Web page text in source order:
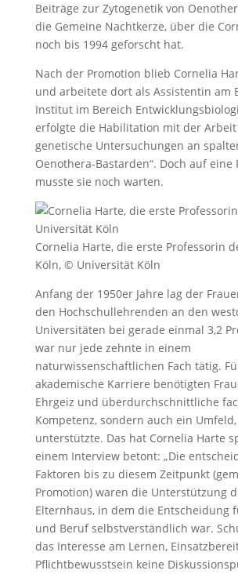
Beiträge zur Zytogenetik von
die Gemeine Nachtkerze, über die
noch bis 1994 geforscht hat.
Nach der Promotion blieb Cornelia
und arbeitete dort als Assistentin am
Institut im Bereich
erfolgte die Habilitation mit der Arbeit
genetische Untersuchungen an
Oenothera-Bastarden“. Doch auf eine
musste sie noch warten.
Cornelia Harte, die erste Professorin
Köln, © Universität Köln
Anfang der 1950er Jahre lag der
den Hochschullehrenden an den
Universitäten bei gerade einmal 3,2
war nur jede zehnte in einem
naturwissenschaftlichen Fach tätig.
akademische Karriere benötigten
Ehrgeiz und überdurchschnittliche
Kompetenz, sondern auch ein
unterstützte. Das hat Cornelia Harte
einem Interview betont: „Die
Faktoren bis zu diesem Zeitpunkt
Promotion) waren die Unterstützung
Elternhaus, in dem die Entscheidung
und Beruf selbstverständlich war.
das Interesse am Lernen,
Pflichtbewusstsein keine